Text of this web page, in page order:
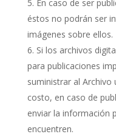
En caso de ser
éstos no podrán ser
imágenes sobre ellos.
Si los archivos
para publicaciones
suministrar al Archivo
costo, en caso de
enviar la información
encuentren.